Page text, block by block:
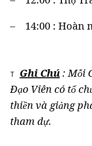
– 14:00 : Hoàn
T Ghi Chú: Mỗi
Đạo Viên có tổch
thiền và giảng
tham dự.